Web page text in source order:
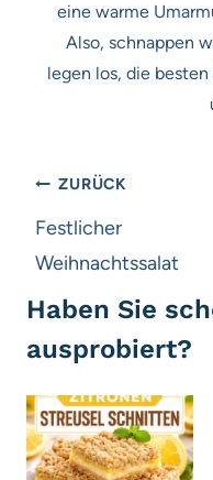
eine warme
Also, schnappen
legen los, die
ZURÜCK
Festlicher
Weihnachtssalat
Haben Sie
ausprobiert?